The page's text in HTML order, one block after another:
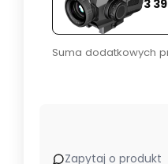
3
Suma dodatkowych
Zapytaj o produkt